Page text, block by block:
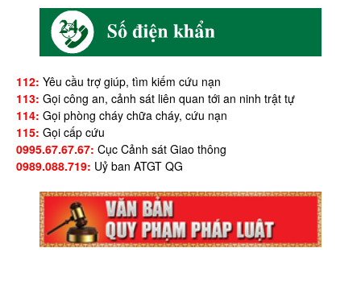
112: Yêu cầu trợ giúp, tìm kiếm cứu nạn
113: Gọi công an, cảnh sát liên quan tới an ninh trật tự
114: Gọi phòng cháy chữa cháy, cứu nạn
115: Gọi cấp cứu
0995.67.67.67: Cục Cảnh sát Giao thông
0989.088.719: Uỷ ban ATGT QG